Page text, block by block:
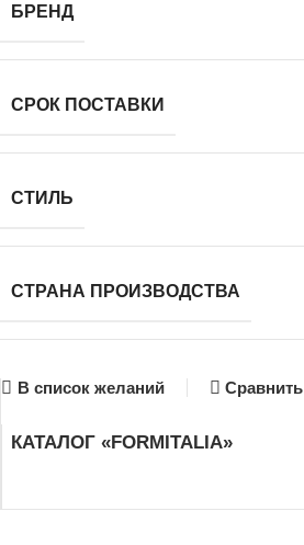
БРЕНД
СРОК ПОСТАВКИ
СТИЛЬ
СТРАНА ПРОИЗВОДСТВА
В список желаний Сравнить
КАТАЛОГ «FORMITALIA»